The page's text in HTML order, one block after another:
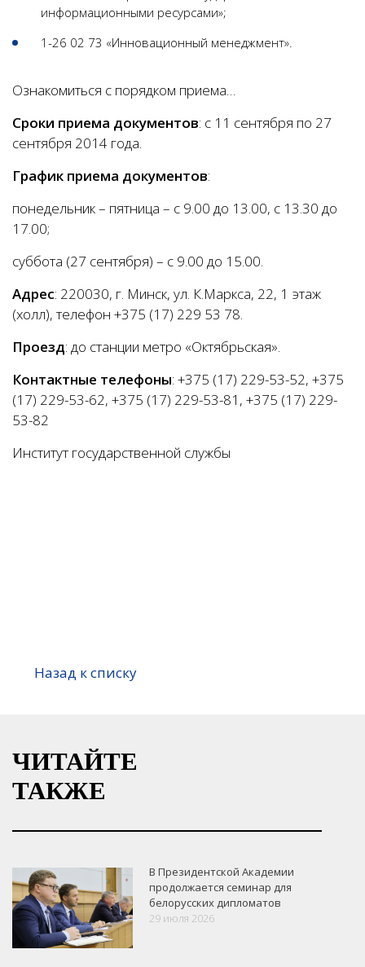
информационными ресурсами»;
1-26 02 73 «Инновационный менеджмент».
Ознакомиться с порядком приема…
Сроки приема документов: с 11 сентября по 27
сентября 2014 года.
График приема документов:
понедельник – пятница – с 9.00 до 13.00, с 13.30 до
17.00;
суббота (27 сентября) – с 9.00 до 15.00.
Адрес: 220030, г. Минск, ул. К.Маркса, 22, 1 этаж
(холл), телефон +375 (17) 229 53 78.
Проезд: до станции метро «Октябрьская».
Контактные телефоны: +375 (17) 229-53-52, +375
(17) 229-53-62, +375 (17) 229-53-81, +375 (17) 229-
53-82
Институт государственной службы
Назад к списку
ЧИТАЙТЕ
ТАКЖЕ
В Президентской Академии
продолжается семинар для
белорусских дипломатов
29 июля 2026